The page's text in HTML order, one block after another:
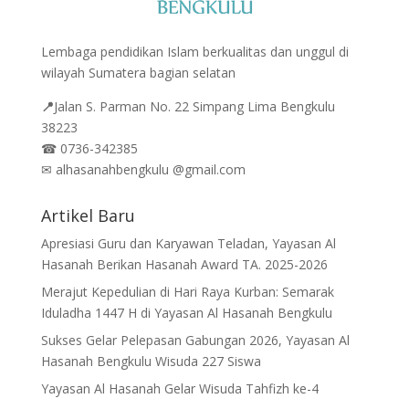
Lembaga pendidikan Islam berkualitas dan unggul di
wilayah Sumatera bagian selatan
📍Jalan S. Parman No. 22 Simpang Lima Bengkulu
38223
☎0736-342385
✉ alhasanahbengkulu @gmail.com
Artikel Baru
Apresiasi Guru dan Karyawan Teladan, Yayasan Al
Hasanah Berikan Hasanah Award TA. 2025-2026
Merajut Kepedulian di Hari Raya Kurban: Semarak
Iduladha 1447 H di Yayasan Al Hasanah Bengkulu
Sukses Gelar Pelepasan Gabungan 2026, Yayasan Al
Hasanah Bengkulu Wisuda 227 Siswa
Yayasan Al Hasanah Gelar Wisuda Tahfizh ke-4